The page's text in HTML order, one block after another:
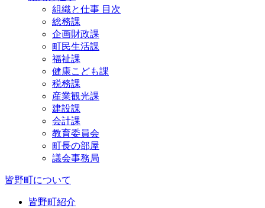
組織と仕事 目次
総務課
企画財政課
町民生活課
福祉課
健康こども課
税務課
産業観光課
建設課
会計課
教育委員会
町長の部屋
議会事務局
皆野町について
皆野町紹介